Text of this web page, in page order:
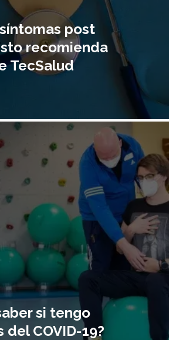
post
recomienda
TecSalud
si tengo
del COVID-19?